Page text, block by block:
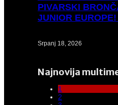
PIVARSKI
JUNIOR
Srpanj 18, 2026
Najnovija
1
2